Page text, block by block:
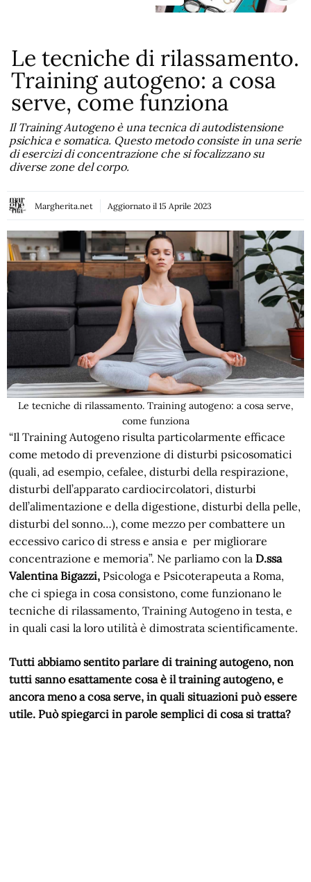
Le tecniche di rilassamento.
Training autogeno: a cosa
serve, come funziona
Il Training Autogeno è una tecnica di autodistensione
psichica e somatica. Questo metodo consiste in una serie
di esercizi di concentrazione che si focalizzano su
diverse zone del corpo.
Margherita.net Aggiornato il 15 Aprile 2023
Le tecniche di rilassamento. Training autogeno: a cosa serve,
come funziona
“Il Training Autogeno risulta particolarmente efficace
come metodo di prevenzione di disturbi psicosomatici
(quali, ad esempio, cefalee, disturbi della respirazione,
disturbi dell’apparato cardiocircolatori, disturbi
dell’alimentazione e della digestione, disturbi della pelle,
disturbi del sonno…), come mezzo per combattere un
eccessivo carico di stress e ansia e per migliorare
concentrazione e memoria”. Ne parliamo con laD.ssa
Valentina Bigazzi, Psicologa e Psicoterapeuta a Roma,
che ci spiega in cosa consistono, come funzionano le
tecniche di rilassamento, Training Autogeno in testa, e
in quali casi la loro utilità è dimostrata scientificamente.
Tutti abbiamo sentito parlare di training autogeno, non
tutti sanno esattamente cosa è il training autogeno, e
ancora meno a cosa serve, in quali situazioni può essere
utile. Può spiegarci in parole semplici di cosa si tratta?